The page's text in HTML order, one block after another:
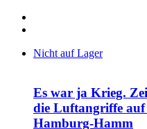
Nicht auf Lager
Es war ja Krieg.
die Luftangriffe
Hamburg-Hamm